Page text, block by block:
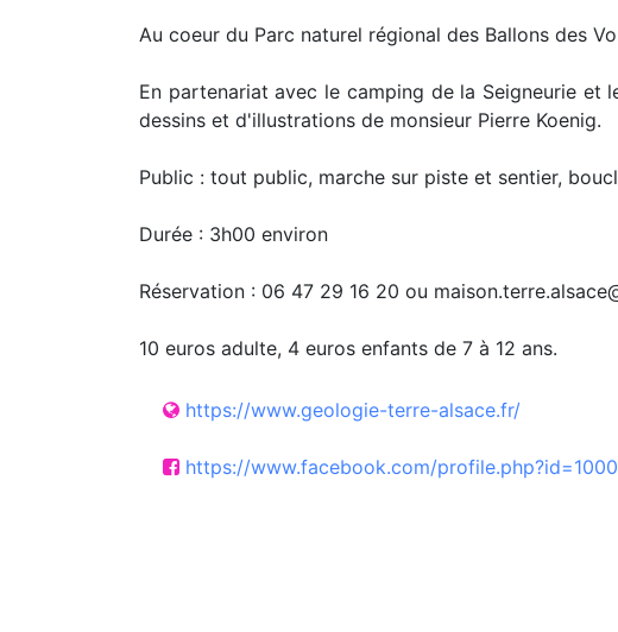
Au coeur du Parc naturel régional des Ballons des
En partenariat avec le camping de la Seigneurie et
dessins et d'illustrations de monsieur Pierre Koenig.
Public : tout public, marche sur piste et sentier,
Durée : 3h00 environ
Réservation : 06 47 29 16 20 ou
10 euros adulte, 4 euros enfants de 7 à 12 ans.
https://www.geologie-terre-alsace.fr/
https://www.facebook.com/